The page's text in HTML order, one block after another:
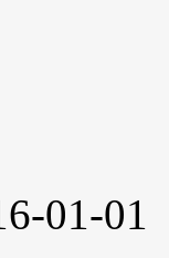
01-01